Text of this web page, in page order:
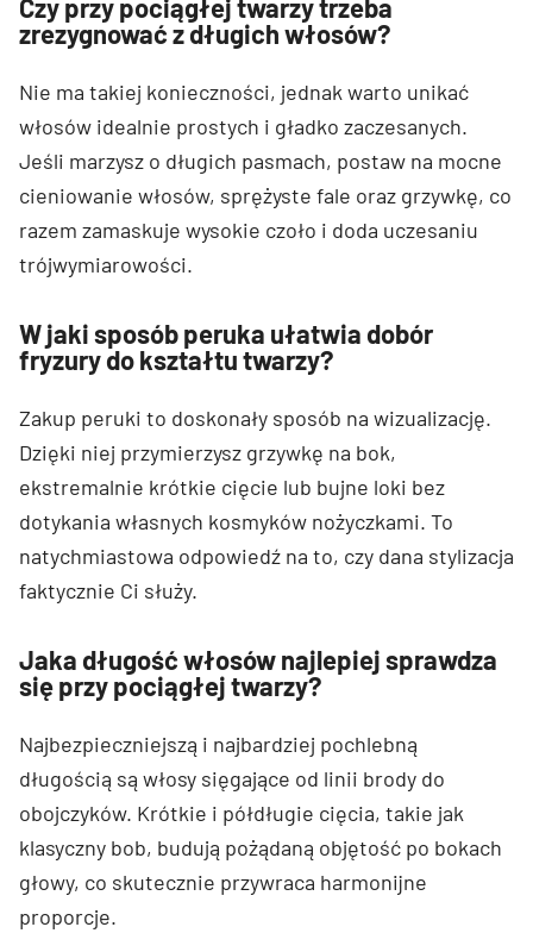
Czy przy pociągłej twarzy trzeba
zrezygnować z długich włosów?
Nie ma takiej konieczności, jednak warto unikać
włosów idealnie prostych i gładko zaczesanych.
Jeśli marzysz o długich pasmach, postaw na mocne
cieniowanie włosów, sprężyste fale oraz grzywkę, co
razem zamaskuje wysokie czoło i doda uczesaniu
trójwymiarowości.
W jaki sposób peruka ułatwia dobór
fryzury do kształtu twarzy?
Zakup peruki to doskonały sposób na wizualizację.
Dzięki niej przymierzysz grzywkę na bok,
ekstremalnie krótkie cięcie lub bujne loki bez
dotykania własnych kosmyków nożyczkami. To
natychmiastowa odpowiedź na to, czy dana stylizacja
faktycznie Ci służy.
Jaka długość włosów najlepiej sprawdza
się przy pociągłej twarzy?
Najbezpieczniejszą i najbardziej pochlebną
długością są włosy sięgające od linii brody do
obojczyków. Krótkie i półdługie cięcia, takie jak
klasyczny bob, budują pożądaną objętość po bokach
głowy, co skutecznie przywraca harmonijne
proporcje.